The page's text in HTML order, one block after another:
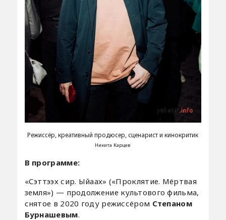
Режиссёр, креативный продюсер, сценарист и кинокритик
Никита Карцев
В программе:
«Сэттээх сир. Ыйаах» («Проклятие. Мёртвая
земля») — продолжение культового фильма,
снятое в 2020 году режиссёром Степаном
Бурнашевым.